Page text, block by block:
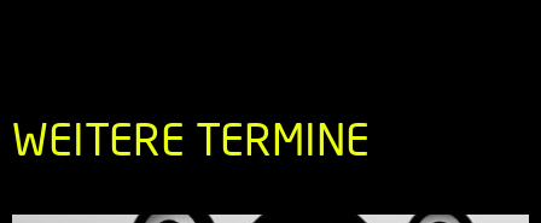
WEITERE TERMINE